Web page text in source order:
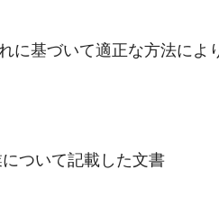
に基づいて適正な方法によ
ついて記載した文書